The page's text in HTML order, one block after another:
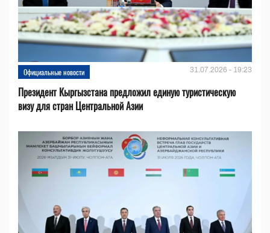
Официальные новости 31.07.2026 - 19:23
Президент Кыргызстана предложил единую туристическую
визу для стран Центральной Азии